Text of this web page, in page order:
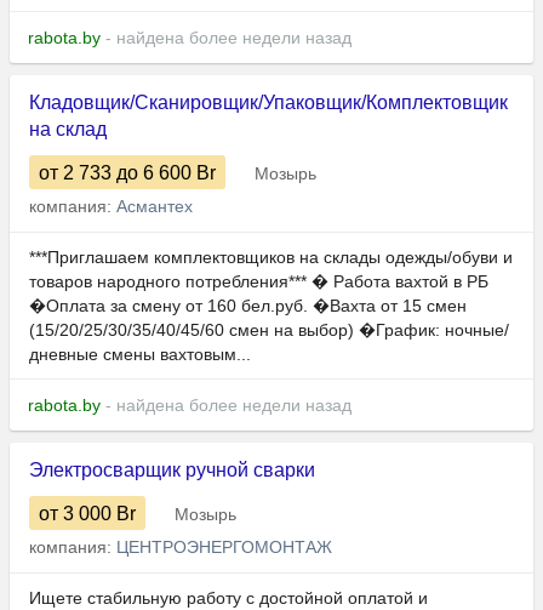
rabota.by - найдена более недели назад
Кладовщик/Сканировщик/Упаковщик/Комплектовщик
на склад
от 2 733 до 6 600 Br
Мозырь
компания: Асмантех
***Приглашаем комплектовщиков на склады одежды/обуви и
товаров народного потребления*** � Работа вахтой в РБ
�Оплата за смену от 160 бел.руб. �Вахта от 15 смен
(15/20/25/30/35/40/45/60 смен на выбор) �График: ночные/
дневные смены вахтовым...
rabota.by - найдена более недели назад
Электросварщик ручной сварки
от 3 000 Br
Мозырь
компания: ЦЕНТРОЭНЕРГОМОНТАЖ
Ищете стабильную работу с достойной оплатой и